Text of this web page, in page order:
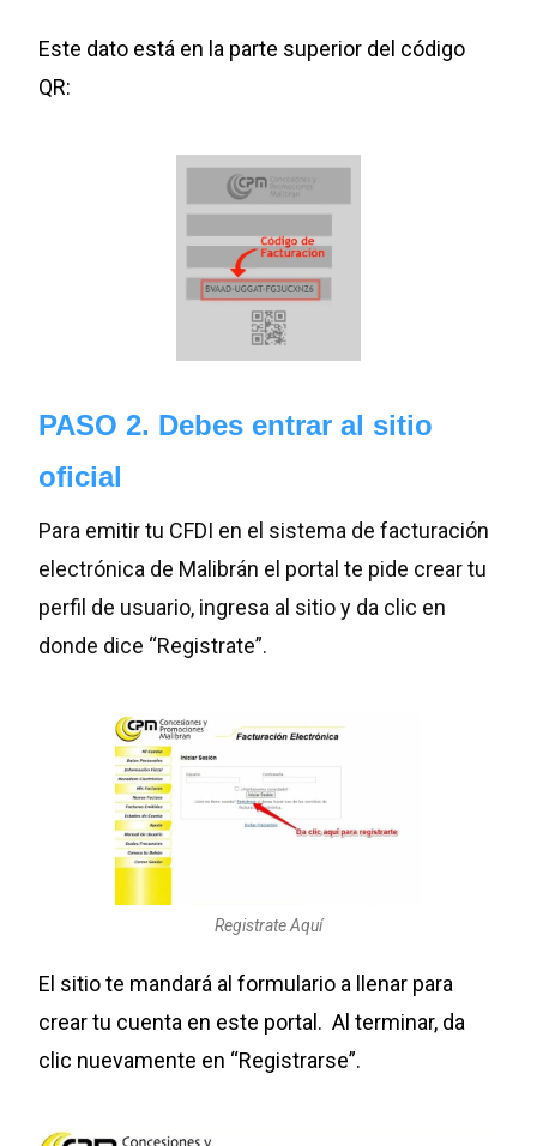
Este dato está en la parte superior del código
QR:
PASO 2. Debes entrar al sitio
oficial
Para emitir tu CFDI en el sistema de facturación
electrónica de Malibrán el portal te pide crear tu
perfil de usuario, ingresa al sitio y da clic en
donde dice “Registrate”.
Registrate Aquí
El sitio te mandará al formulario a llenar para
crear tu cuenta en este portal. Al terminar, da
clic nuevamente en “Registrarse”.